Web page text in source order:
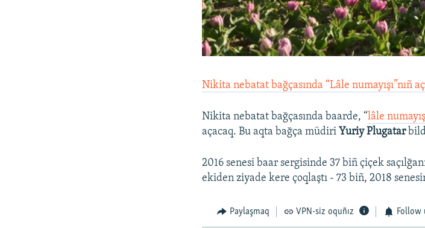
Nikita nebatat bağçasında “Lâle numayışı”nıñ
Nikita nebatat bağçasında baarde, “lâle
açacaq. Bu aqta bağça müdiri Yuriy Plugatar
2016 senesi baar sergisinde 37 biñ çiçek
ekiden ziyade kere çoqlaştı - 73 biñ, 2018
Paylaşmaq VPN-siz oquñız Follow